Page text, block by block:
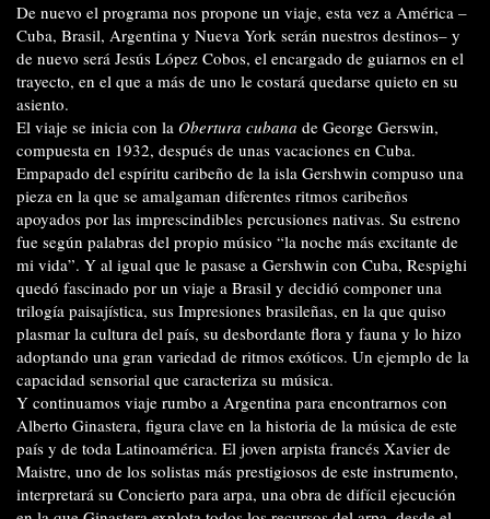
De nuevo el programa nos propone un viaje, esta vez a América –
Cuba, Brasil, Argentina y Nueva York serán nuestros destinos– y
de nuevo será Jesús López Cobos, el encargado de guiarnos en el
trayecto, en el que a más de uno le costará quedarse quieto en su
asiento.
El viaje se inicia con la Obertura cubana de George Gerswin,
compuesta en 1932, después de unas vacaciones en Cuba.
Empapado del espíritu caribeño de la isla Gershwin compuso una
pieza en la que se amalgaman diferentes ritmos caribeños
apoyados por las imprescindibles percusiones nativas. Su estreno
fue según palabras del propio músico “la noche más excitante de
mi vida”. Y al igual que le pasase a Gershwin con Cuba, Respighi
quedó fascinado por un viaje a Brasil y decidió componer una
trilogía paisajística, sus Impresiones brasileñas, en la que quiso
plasmar la cultura del país, su desbordante flora y fauna y lo hizo
adoptando una gran variedad de ritmos exóticos. Un ejemplo de la
capacidad sensorial que caracteriza su música.
Y continuamos viaje rumbo a Argentina para encontrarnos con
Alberto Ginastera, figura clave en la historia de la música de este
país y de toda Latinoamérica. El joven arpista francés Xavier de
Maistre, uno de los solistas más prestigiosos de este instrumento,
interpretará su Concierto para arpa, una obra de difícil ejecución